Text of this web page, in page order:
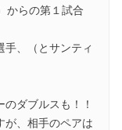
からの第１試合
手、（とサンティ
ダブルスも！！
が、相手のペアは